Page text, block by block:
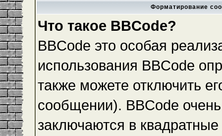
Форматирование
Что такое BBCode?
BBCode это особая
использования BBCode
также можете отключить
сообщении). BBCode
заключаются в